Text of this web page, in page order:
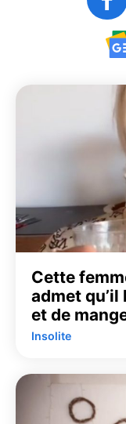
Cette
admet
et de
Insolite